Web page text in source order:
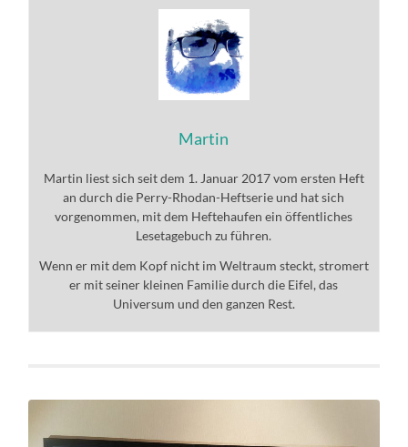
Martin
Martin liest sich seit dem 1. Januar 2017 vom ersten Heft
an durch die Perry-Rhodan-Heftserie und hat sich
vorgenommen, mit dem Heftehaufen ein öffentliches
Lesetagebuch zu führen.
Wenn er mit dem Kopf nicht im Weltraum steckt, stromert
er mit seiner kleinen Familie durch die Eifel, das
Universum und den ganzen Rest.